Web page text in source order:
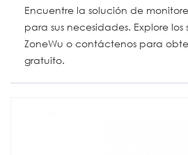
Encuentre la solución de
para sus necesidades. Explore los
ZoneWu o contáctenos para
gratuito.